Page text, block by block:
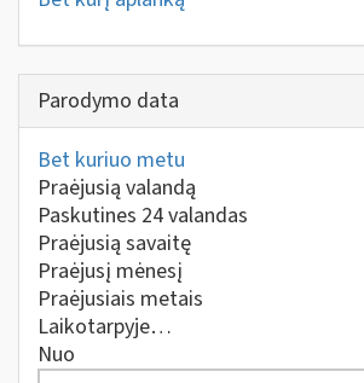
Parodymo data
Bet kuriuo metu
Praėjusią valandą
Paskutines 24 valandas
Praėjusią savaitę
Praėjusį mėnesį
Praėjusiais metais
Laikotarpyje…
Nuo